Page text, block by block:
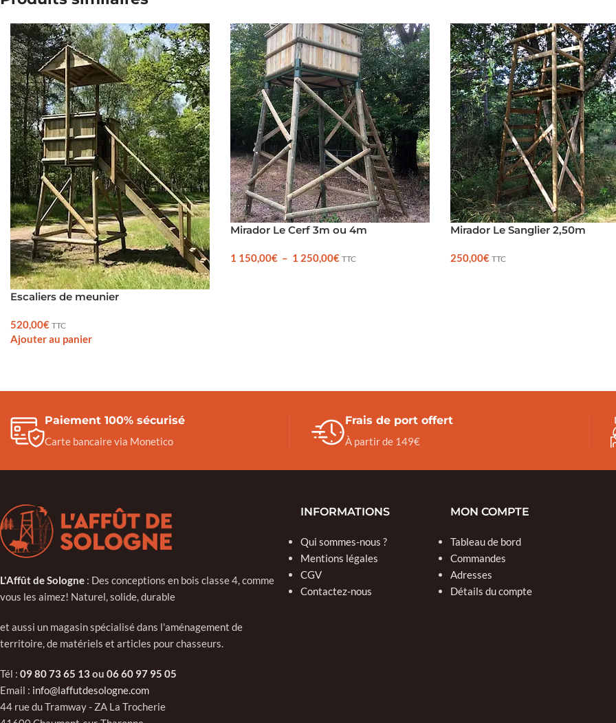
Escaliers de meunier
520,00€ TTC
Ajouter au panier
Mirador Le Cerf 3m ou 4m
1 150,00€ – 1 250,00€ TTC
Mirador Le Sanglier 2,50m
250,00€ TTC
Paiement 100% sécurisé
Carte bancaire via Monetico
Frais de port offert
À partir de 149€
L'Affût de Sologne : Des conceptions en bois classe 4, comme
vous les aimez! Naturel, solide, durable
et aussi un magasin spécialisé dans l'aménagement de
territoire, de matériels et articles pour chasseurs.
Tél : 09 80 73 65 13ou 06 60 97 95 05
Email : info@laffutdesologne.com
44 rue du Tramway - ZA La Trocherie
INFORMATIONS
Qui sommes-nous ?
Mentions légales
CGV
Contactez-nous
MON COMPTE
Tableau de bord
Commandes
Adresses
Détails du compte